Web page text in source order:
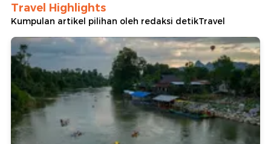
Travel Highlights
Kumpulan artikel pilihan oleh redaksi detikTravel